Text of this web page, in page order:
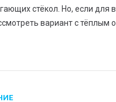
стёкол. Но, если для
вариант с тёплым